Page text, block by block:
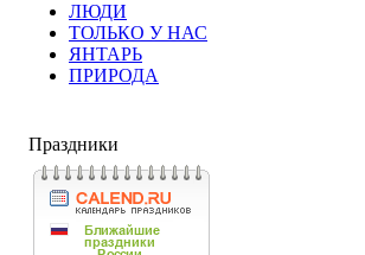
ЛЮДИ
ТОЛЬКО У НАС
ЯНТАРЬ
ПРИРОДА
Праздники